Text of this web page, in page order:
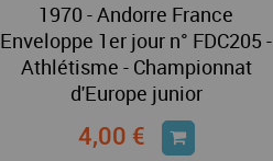
1970 - Andorre France
Enveloppe 1er jour n° FDC205 -
Athlétisme - Championnat
d'Europe junior
4,00 €